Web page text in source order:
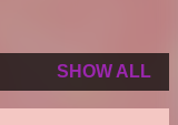
SHOW ALL